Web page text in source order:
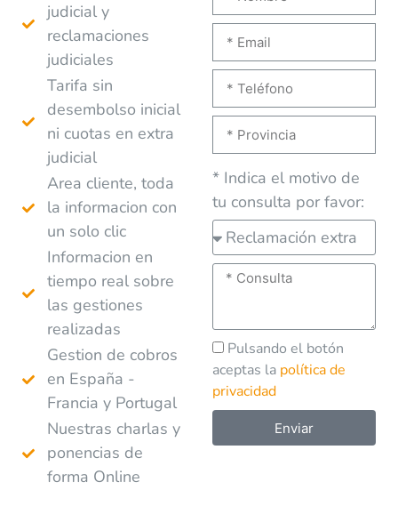
judicial y
reclamaciones
judiciales
Tarifa sin
desembolso inicial
ni cuotas en extra
judicial
Area cliente, toda
la informacion con
un solo clic
Informacion en
tiempo real sobre
las gestiones
realizadas
Gestion de cobros
en España -
Francia y Portugal
Nuestras charlas y
ponencias de
forma Online
* Indica el motivo de
tu consulta por favor:
Pulsando el botón
aceptas la política de
privacidad
Enviar